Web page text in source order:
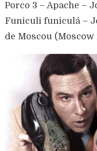
Porco 3 – Apache –
Funiculi funiculá –
de Moscou